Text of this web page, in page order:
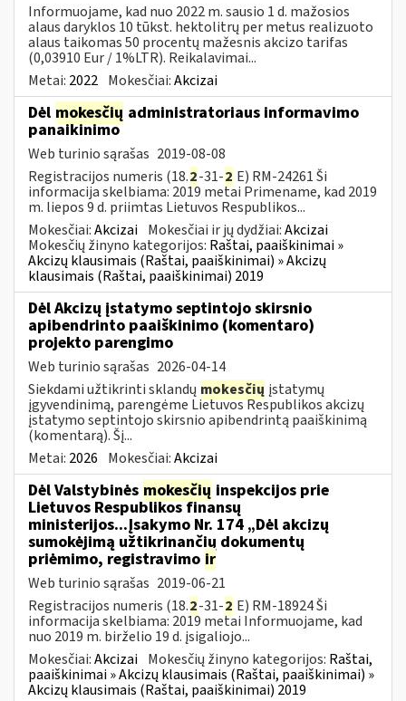
Informuojame, kad nuo 2022 m. sausio 1 d. mažosios
alaus daryklos 10 tūkst. hektolitrų per metus realizuoto
alaus taikomas 50 procentų mažesnis akcizo tarifas
(0,03910 Eur / 1%LTR). Reikalavimai...
Metai: 2022 Mokesčiai:Akcizai
Dėl mokesčių administratoriaus informavimo
panaikinimo
Web turinio sąrašas 2019-08-08
Registracijos numeris (18.2-31-2 E) RM-24261 Ši
informacija skelbiama: 2019 metai Primename, kad 2019
m. liepos 9 d. priimtas Lietuvos Respublikos...
Mokesčiai:Akcizai Mokesčiai ir jų dydžiai:Akcizai
Mokesčių žinyno kategorijos: Raštai, paaiškinimai »
Akcizų klausimais (Raštai, paaiškinimai) » Akcizų
klausimais (Raštai, paaiškinimai) 2019
Dėl Akcizų įstatymo septintojo skirsnio
apibendrinto paaiškinimo (komentaro)
projekto parengimo
Web turinio sąrašas 2026-04-14
Siekdami užtikrinti sklandų mokesčių įstatymų
įgyvendinimą, parengėme Lietuvos Respublikos akcizų
įstatymo septintojo skirsnio apibendrintą paaiškinimą
(komentarą). Šį...
Metai: 2026 Mokesčiai:Akcizai
Dėl Valstybinės mokesčių inspekcijos prie
Lietuvos Respublikos finansų
ministerijos...Įsakymo Nr. 174 „Dėl akcizų
sumokėjimą užtikrinančių dokumentų
priėmimo, registravimo ir
Web turinio sąrašas 2019-06-21
Registracijos numeris (18.2-31-2 E) RM-18924 Ši
informacija skelbiama: 2019 metai Informuojame, kad
nuo 2019 m. birželio 19 d. įsigaliojo...
Mokesčiai:Akcizai Mokesčių žinyno kategorijos: Raštai,
paaiškinimai » Akcizų klausimais (Raštai, paaiškinimai) »
Akcizų klausimais (Raštai, paaiškinimai) 2019